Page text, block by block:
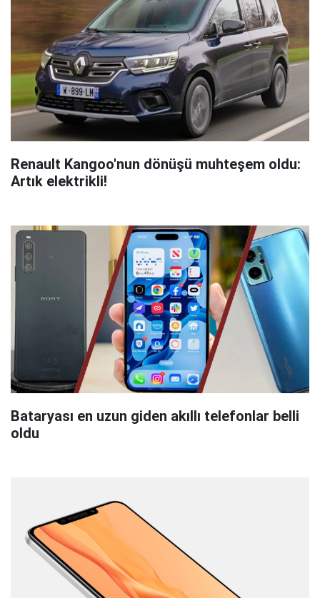
Renault Kangoo'nun dönüşü muhteşem oldu:
Artık elektrikli!
Bataryası en uzun giden akıllı telefonlar belli
oldu